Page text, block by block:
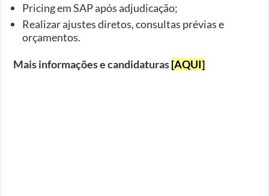
Pricing em SAP após adjudicação;
Realizar ajustes diretos, consultas prévias e
orçamentos.
Mais informações e candidaturas[AQUI]